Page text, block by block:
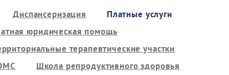
Диспансеризация
Платные услуги
юридическая помощь
терапевтические участки
Школа репродуктивного здоровья